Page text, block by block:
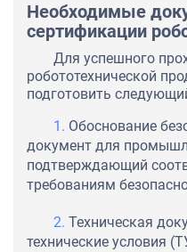
Необходимые
сертификации
Для успешного
робототехнической
подготовить
Обоснование
документ для
подтверждающий
требованиям
Техническая
технические условия